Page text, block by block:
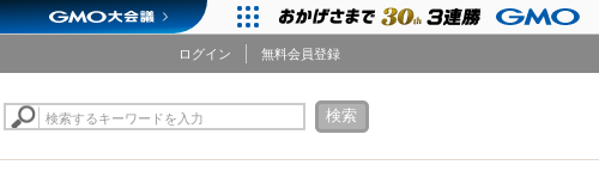
ログイン 無料会員登録
検索するキーワードを入力 検索